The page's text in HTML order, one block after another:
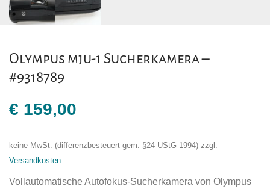
Olympus mju-1 Sucherkamera –
#9318789
€ 159,00
keine MwSt. (differenzbesteuert gem. §24 UStG 1994) zzgl.
Versandkosten
Vollautomatische Autofokus-Sucherkamera von Olympus